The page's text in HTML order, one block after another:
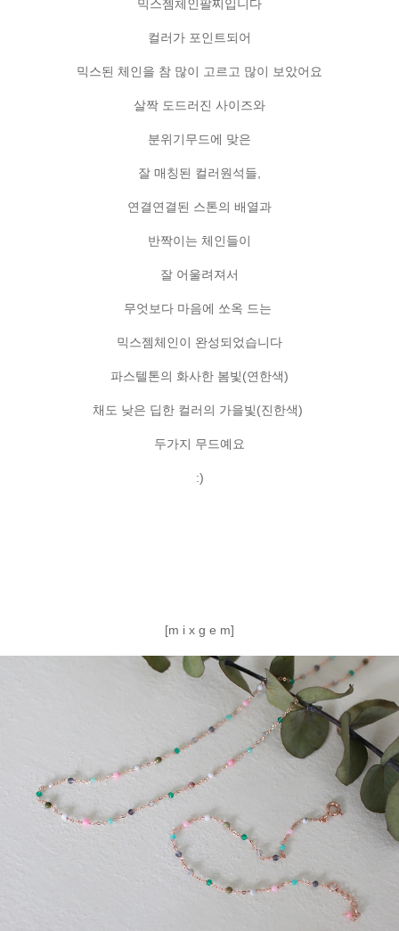
믹스젬체인팔찌입니다
컬러가 포인트되어
믹스된 체인을 참 많이 고르고 많이 보았어요
살짝 도드러진 사이즈와
분위기무드에 맞은
잘 매칭된 컬러원석들,
연결연결된 스톤의 배열과
반짝이는 체인들이
잘 어울려져서
무엇보다 마음에 쏘옥 드는
믹스젬체인이 완성되었습니다
파스텔톤의 화사한 봄빛(연한색)
채도 낮은 딥한 컬러의 가을빛(진한색)
두가지 무드예요
:)
[m i x g e m]